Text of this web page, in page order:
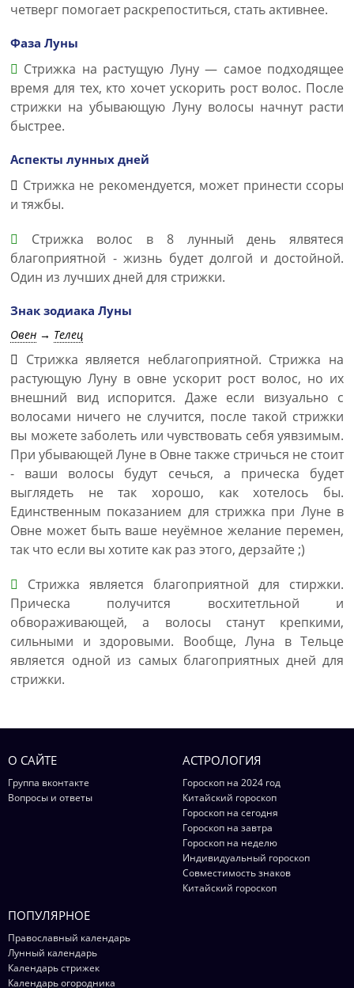
четверг помогает раскрепоститься, стать активнее.
Фаза Луны
Стрижка на растущую Луну — самое подходящее
время для тех, кто хочет ускорить рост волос. После
стрижки на убывающую Луну волосы начнут расти
быстрее.
Аспекты лунных дней
Стрижка не рекомендуется, может принести ссоры
и тяжбы.
Стрижка волос в 8 лунный день ялвятеся
благоприятной - жизнь будет долгой и достойной.
Один из лучших дней для стрижки.
Знак зодиака Луны
Овен → Телец
Стрижка является неблагоприятной. Стрижка на
растующую Луну в овне ускорит рост волос, но их
внешний вид испорится. Даже если визуально с
волосами ничего не случится, после такой стрижки
вы можете заболеть или чувствовать себя уявзимым.
При убывающей Луне в Овне также стричься не стоит
- ваши волосы будут сечься, а прическа будет
выглядеть не так хорошо, как хотелось бы.
Единственным показанием для стрижка при Луне в
Овне может быть ваше неуёмное желание перемен,
так что если вы хотите как раз этого, дерзайте ;)
Стрижка является благоприятной для стиржки.
Прическа получится восхитетльной и
обвораживающей, а волосы станут крепкими,
сильными и здоровыми. Вообще, Луна в Тельце
является одной из самых благоприятных дней для
стрижки.
О САЙТЕ
Группа вконтакте
Вопросы и ответы
АСТРОЛОГИЯ
Гороскоп на 2024 год
Китайский гороскоп
Гороскоп на сегодня
Гороскоп на завтра
Гороскоп на неделю
Индивидуальный гороскоп
Совместимость знаков
Китайский гороскоп
ПОПУЛЯРНОЕ
Православный календарь
Лунный календарь
Календарь стрижек
Календарь огородника